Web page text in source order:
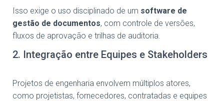
Isso exige o uso disciplinado de um software de
gestão de documentos, com controle de versões,
fluxos de aprovação e trilhas de auditoria.
2. Integração entre Equipes e Stakeholders
Projetos de engenharia envolvem múltiplos atores,
como projetistas, fornecedores, contratadas e equipes